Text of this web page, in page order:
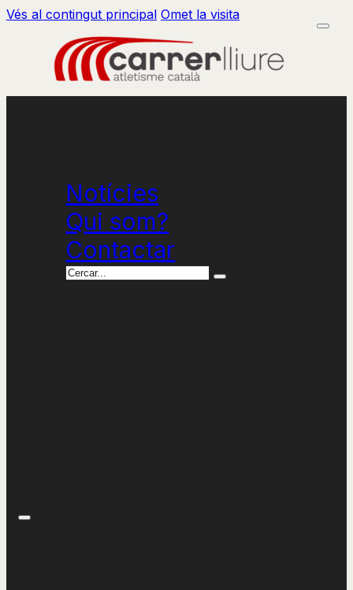
Vés al contingut principal Omet la visita
Notícies
Qui som?
Contactar
Cercar